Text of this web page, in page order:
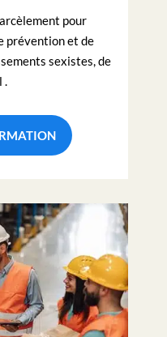
pour
prévention et de
sexistes, de